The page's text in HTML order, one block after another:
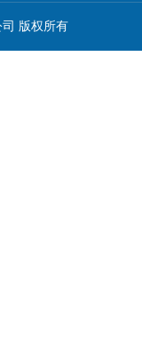
版权所有